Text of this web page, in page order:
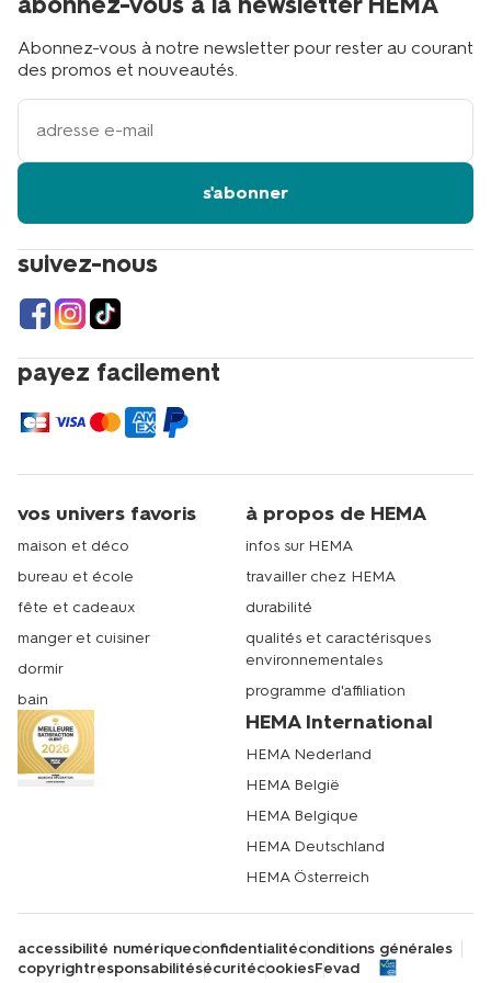
suivez-nous
payez facilement
Abonnez-vous à notre newsletter pour rester au courant
des promos et nouveautés.
votre
adresse
s'abonner
vos univers favoris
maison et déco
bureau et école
fête et cadeaux
manger et cuisiner
dormir
bain
à propos de HEMA
infos sur HEMA
travailler chez HEMA
durabilité
qualités et caractérisques
environnementales
programme d'affiliation
HEMA International
HEMA Nederland
HEMA België
HEMA Belgique
HEMA Deutschland
HEMA Österreich
accessibilité numériqueconfidentialitéconditions générales
copyrightresponsabilitésécuritécookiesFevad